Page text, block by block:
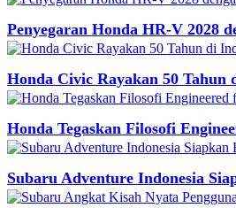
Penyegaran Honda HR-V 2028
Honda Civic Rayakan 50 Tahun
Honda Tegaskan Filosofi
Subaru Adventure Indonesia